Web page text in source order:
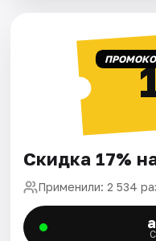
Скидка 17%
Применили: 2 534